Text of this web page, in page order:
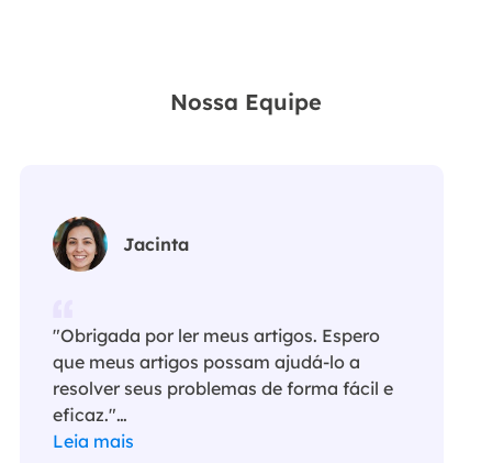
Nossa Equipe
Jacinta
"Obrigada por ler meus artigos. Espero
que meus artigos possam ajudá-lo a
resolver seus problemas de forma fácil e
eficaz."…
Leia mais